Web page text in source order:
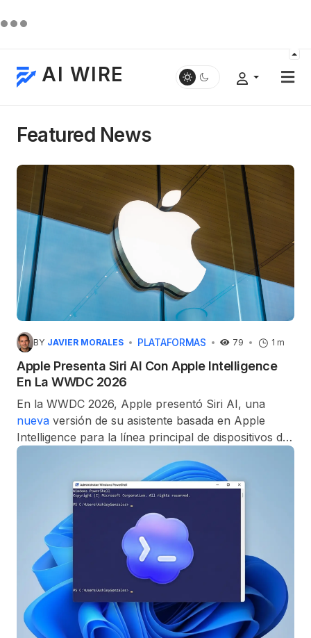
AI WIRE
Featured News
BY JAVIER MORALES PLATAFORMAS 79 1 m
Apple Presenta Siri AI Con Apple Intelligence
En La WWDC 2026
En la WWDC 2026, Apple presentó Siri AI, una
nueva versión de su asistente basada en Apple
Intelligence para la línea principal de dispositivos de
la compañía. La versión de prueba en inglés se
lanzará más adelante en 2026.